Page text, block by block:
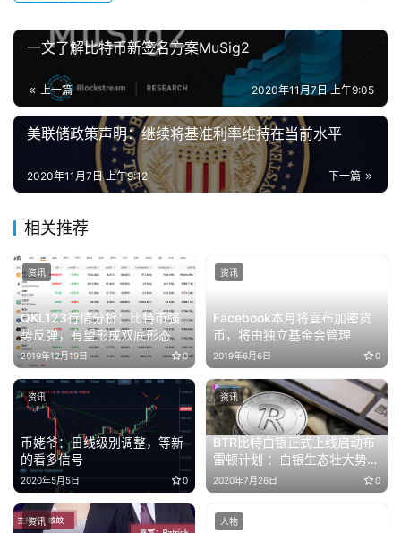
一文了解比特币新签名方案MuSig2
上一篇 2020年11月7日 上午9:05
美联储政策声明：继续将基准利率维持在当前水平
下一篇
2020年11月7日 上午9:12
相关推荐
QKL123行情分析：比特币强
势反弹，有望形成双底形态
2019年12月19日 0
资讯
Facebook本月将宣布加密货
币，将由独立基金会管理
2019年6月6日 0
资讯
币姥爷：日线级别调整，等新
的看多信号
2020年5月5日 0
资讯
BTR比特白银正式上线启动布
雷顿计划 ：白银生态壮大势在
必得
2020年7月26日 0
资讯
资讯 人物